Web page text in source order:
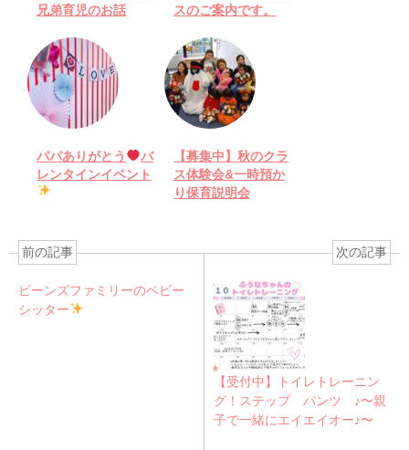
兄弟育児のお話
スのご案内です。
パパありがとう
バ
レンタインイベント
【募集中】秋のクラ
ス体験会&一時預か
り保育説明会
前の記事
ビーンズファミリーのベビー
シッター
次の記事
【受付中】トイレトレーニン
グ！ステップ パンツ ♪〜親
子で一緒にエイエイオー♪〜